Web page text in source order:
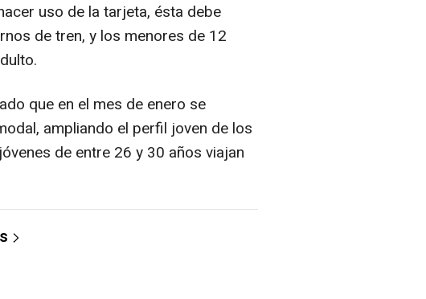
uso de la tarjeta, ésta debe
de tren, y los menores de 12
que en el mes de enero se
ampliando el perfil joven de los
de entre 26 y 30 años viajan